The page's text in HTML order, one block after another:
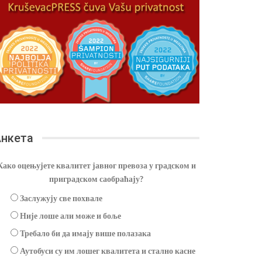
оцењујете квалитет јавног превоза у градском и
приградском саобраћају?
Заслужују све похвале
Није лоше али може и боље
Требало би да имају више полазака
Аутобуси су им лошег квалитета и стално касне